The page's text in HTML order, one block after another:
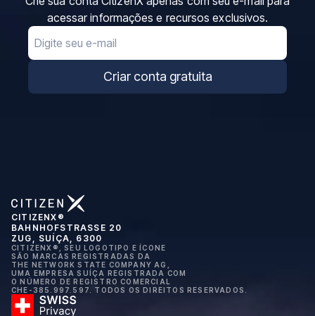
acessar informações e recursos exclusivos.
Email
Criar conta gratuita
CITIZENX®
BAHNHOFSTRASSE 20
ZUG, SUÍÇA, 6300
CITIZENX®, SEU LOGOTIPO E ÍCONE
SÃO MARCAS REGISTRADAS DA
THE NETWORK STATE COMPANY AG,
UMA EMPRESA SUÍÇA REGISTRADA COM
O NÚMERO DE REGISTRO COMERCIAL
CHE-385.997.597. TODOS OS DIREITOS RESERVADOS.